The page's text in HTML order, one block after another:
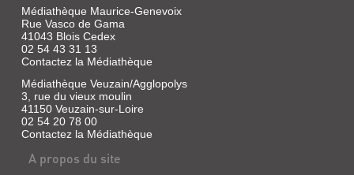
Médiathèque Maurice-Genevoix
Rue Vasco de Gama
41043 Blois Cedex
02 54 43 31 13
Contactez la Médiathèque
Médiathèque Veuzain/Agglopolys
3, rue du vieux moulin
41150 Veuzain-sur-Loire
02 54 20 78 00
Contactez la Médiathèque
A propos du site